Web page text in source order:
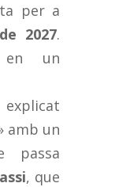
per a
2027.
en un
explicat
amb un
passa
, que